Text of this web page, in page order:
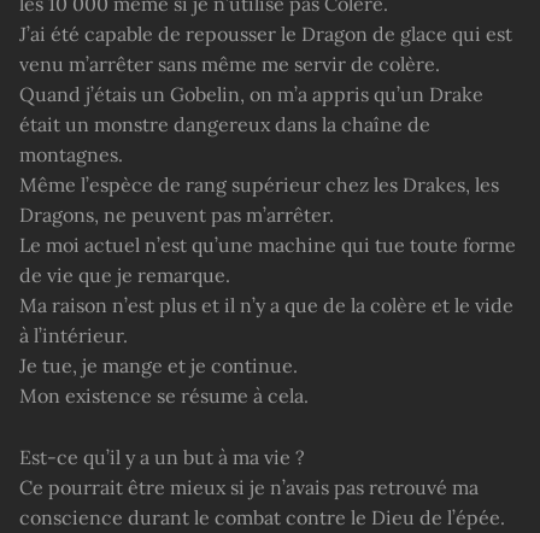
J’ai été capable de repousser le Dragon de glace qui est
venu m’arrêter sans même me servir de colère.
Quand j’étais un Gobelin, on m’a appris qu’un Drake
était un monstre dangereux dans la chaîne de
montagnes.
Même l’espèce de rang supérieur chez les Drakes, les
Dragons, ne peuvent pas m’arrêter.
Le moi actuel n’est qu’une machine qui tue toute forme
de vie que je remarque.
Ma raison n’est plus et il n’y a que de la colère et le vide
à l’intérieur.
Je tue, je mange et je continue.
Mon existence se résume à cela.
Est-ce qu’il y a un but à ma vie ?
Ce pourrait être mieux si je n’avais pas retrouvé ma
conscience durant le combat contre le Dieu de l’épée.